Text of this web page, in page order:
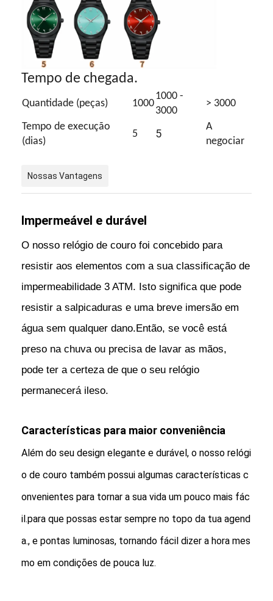
Tempo de chegada.
Quantidade (peças) 1000
1000 -
3000
> 3000
Tempo de execução
(dias)
5 5
A
negociar
Nossas Vantagens
Impermeável e durável
O nosso relógio de couro foi concebido para
resistir aos elementos com a sua classificação de
impermeabilidade 3 ATM. Isto significa que pode
resistir a salpicaduras e uma breve imersão em
água sem qualquer dano.Então, se você está
preso na chuva ou precisa de lavar as mãos,
pode ter a certeza de que o seu relógio
permanecerá ileso.
Características para maior conveniência
Além do seu design elegante e durável, o nosso relógi
o de couro também possui algumas características c
onvenientes para tornar a sua vida um pouco mais fác
il.para que possas estar sempre no topo da tua agend
a., e pontas luminosas, tornando fácil dizer a hora mes
mo em condições de pouca luz.